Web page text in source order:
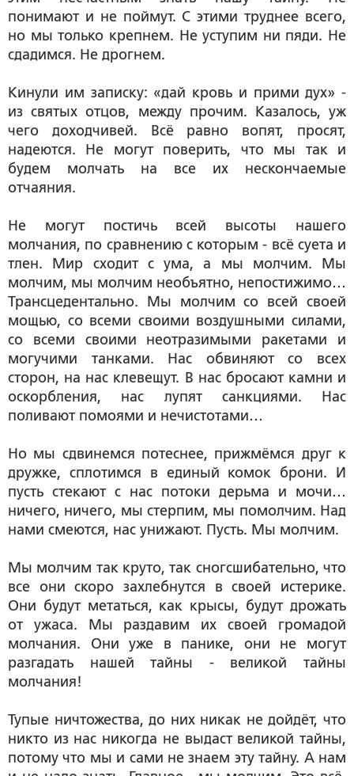
понимают и не поймут. С этими труднее всего,
но мы только крепнем. Не уступим ни пяди. Не
сдадимся. Не дрогнем.
Кинули им записку: «дай кровь и прими дух» -
из святых отцов, между прочим. Казалось, уж
чего доходчивей. Всё равно вопят, просят,
надеются. Не могут поверить, что мы так и
будем молчать на все их нескончаемые
отчаяния.
Не могут постичь всей высоты нашего
молчания, по сравнению с которым - всё суета и
тлен. Мир сходит с ума, а мы молчим. Мы
молчим, мы молчим необъятно, непостижимо…
Трансцедентально. Мы молчим со всей своей
мощью, со всеми своими воздушными силами,
со всеми своими неотразимыми ракетами и
могучими танками. Нас обвиняют со всех
сторон, на нас клевещут. В нас бросают камни и
оскорбления, нас лупят санкциями. Нас
поливают помоями и нечистотами…
Но мы сдвинемся потеснее, прижмёмся друг к
дружке, сплотимся в единый комок брони. И
пусть стекают с нас потоки дерьма и мочи…
ничего, ничего, мы стерпим, мы помолчим. Над
нами смеются, нас унижают. Пусть. Мы молчим.
Мы молчим так круто, так сногсшибательно, что
все они скоро захлебнутся в своей истерике.
Они будут метаться, как крысы, будут дрожать
от ужаса. Мы раздавим их своей громадой
молчания. Они уже в панике, они не могут
разгадать нашей тайны - великой тайны
молчания!
Тупые ничтожества, до них никак не дойдёт, что
никто из нас никогда не выдаст великой тайны,
потому что мы и сами не знаем эту тайну. А нам